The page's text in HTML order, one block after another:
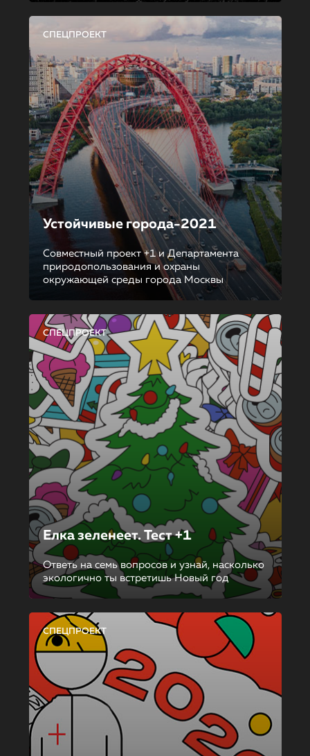
СПЕЦПРОЕКТ
Устойчивые города-2021
Совместный проект +1 и Департамента
природопользования и охраны
окружающей среды города Москвы
СПЕЦПРОЕКТ
Елка зеленеет. Тест +1
Ответь на семь вопросов и узнай, насколько
экологично ты встретишь Новый год
СПЕЦПРОЕКТ